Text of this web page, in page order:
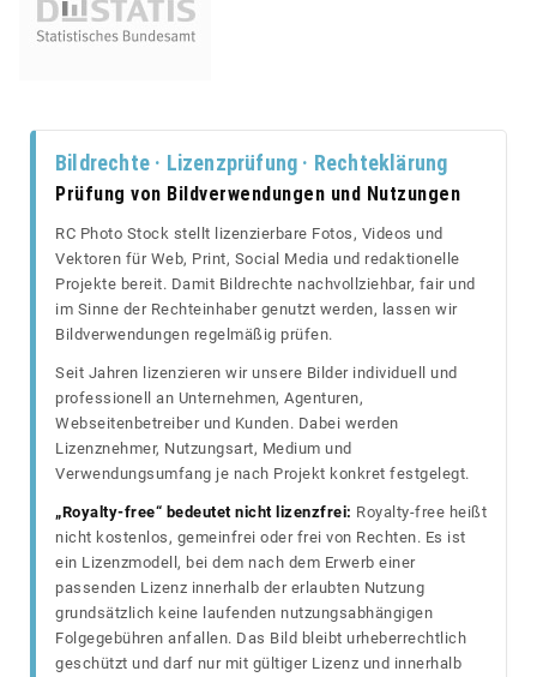
Bildrechte · Lizenzprüfung · Rechteklärung
Prüfung von Bildverwendungen und Nutzungen
RC Photo Stock stellt lizenzierbare Fotos, Videos und
Vektoren für Web, Print, Social Media und redaktionelle
Projekte bereit. Damit Bildrechte nachvollziehbar, fair und
im Sinne der Rechteinhaber genutzt werden, lassen wir
Bildverwendungen regelmäßig prüfen.
Seit Jahren lizenzieren wir unsere Bilder individuell und
professionell an Unternehmen, Agenturen,
Webseitenbetreiber und Kunden. Dabei werden
Lizenznehmer, Nutzungsart, Medium und
Verwendungsumfang je nach Projekt konkret festgelegt.
„Royalty-free“ bedeutet nicht lizenzfrei: Royalty-free heißt
nicht kostenlos, gemeinfrei oder frei von Rechten. Es ist
ein Lizenzmodell, bei dem nach dem Erwerb einer
passenden Lizenz innerhalb der erlaubten Nutzung
grundsätzlich keine laufenden nutzungsabhängigen
Folgegebühren anfallen. Das Bild bleibt urheberrechtlich
geschützt und darf nur mit gültiger Lizenz und innerhalb